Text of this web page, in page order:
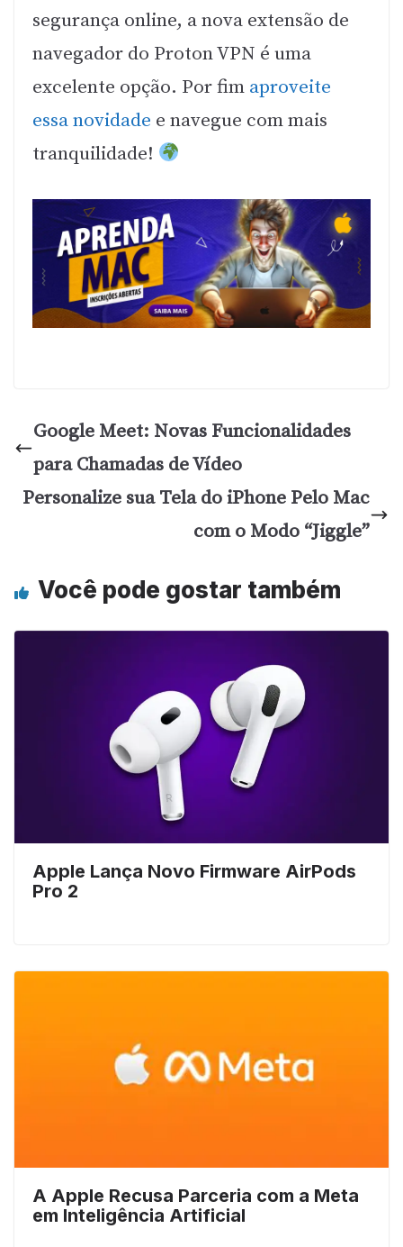
segurança online, a nova extensão de
navegador do Proton VPN é uma
excelente opção. Por fim aproveite
essa novidade e navegue com mais
tranquilidade!
Google Meet: Novas Funcionalidades
para Chamadas de Vídeo
Personalize sua Tela do iPhone Pelo Mac
com o Modo “Jiggle”
Você pode gostar também
Apple Lança Novo Firmware AirPods
Pro 2
A Apple Recusa Parceria com a Meta
em Inteligência Artificial